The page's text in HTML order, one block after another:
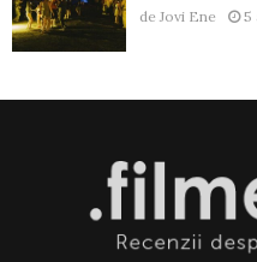
de Jovi Ene 5